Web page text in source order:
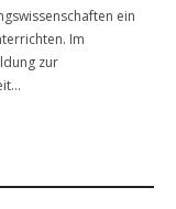
ein
Im
zur